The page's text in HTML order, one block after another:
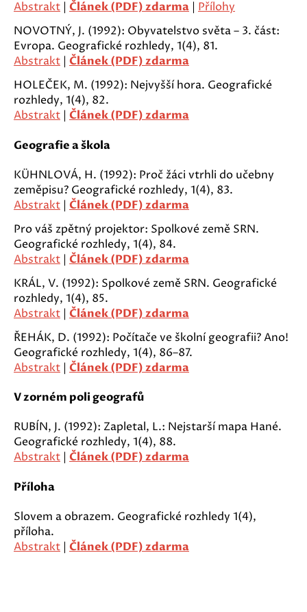
Abstrakt | Článek (PDF) zdarma | Přílohy
NOVOTNÝ, J. (1992): Obyvatelstvo světa – 3. část:
Evropa. Geografické rozhledy, 1(4), 81.
Abstrakt | Článek (PDF) zdarma
HOLEČEK, M. (1992): Nejvyšší hora. Geografické
rozhledy, 1(4), 82.
Abstrakt | Článek (PDF) zdarma
Geografie a škola
KÜHNLOVÁ, H. (1992): Proč žáci vtrhli do učebny
zeměpisu? Geografické rozhledy, 1(4), 83.
Abstrakt | Článek (PDF) zdarma
Pro váš zpětný projektor: Spolkové země SRN.
Geografické rozhledy, 1(4), 84.
Abstrakt | Článek (PDF) zdarma
KRÁL, V. (1992): Spolkové země SRN. Geografické
rozhledy, 1(4), 85.
Abstrakt | Článek (PDF) zdarma
ŘEHÁK, D. (1992): Počítače ve školní geografii? Ano!
Geografické rozhledy, 1(4), 86–87.
Abstrakt | Článek (PDF) zdarma
V zorném poli geografů
RUBÍN, J. (1992): Zapletal, L.: Nejstarší mapa Hané.
Geografické rozhledy, 1(4), 88.
Abstrakt | Článek (PDF) zdarma
Příloha
Slovem a obrazem. Geografické rozhledy 1(4),
příloha.
Abstrakt | Článek (PDF) zdarma